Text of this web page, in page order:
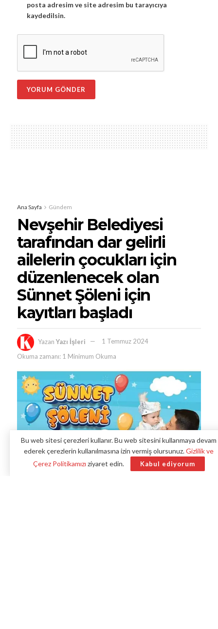
posta adresim ve site adresim bu tarayıcıya
kaydedilsin.
Ana Sayfa Gündem
Nevşehir Belediyesi
tarafından dar gelirli
ailelerin çocukları için
düzenlenecek olan
Sünnet Şöleni için
kayıtları başladı
Yazan Yazı İşleri
1 Temmuz 2024
Okuma zamanı: 1 Minimum Okuma
Bu web sitesi çerezleri kullanır. Bu web sitesini kullanmaya devam
ederek çerezlerin kullanılmasına izin vermiş olursunuz.Gizlilik ve
Çerez Politikamızı ziyaret edin. Kabul ediyorum